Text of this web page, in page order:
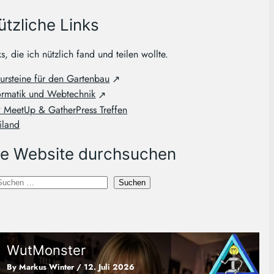
Links
die ich nützlich fand und teilen wollte.
für den Gartenbau
und Webtechnik
& GatherPress Treffen
Website durchsuchen
Suchen
WutMonster
By Markus Winter/ 12. Juli 2026